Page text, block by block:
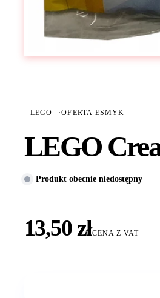
LEGO ·OFERTA ESMYK
LEGO
Produkt obecnie niedostępny
13,50 złCENA Z VAT